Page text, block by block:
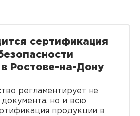
сертификация
Ростове-на-Дону
регламентирует не
документа, но и всю
продукции в